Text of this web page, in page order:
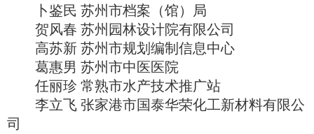
卜鉴民 苏州市档案（馆）局
贺风春 苏州园林设计院有限公司
高苏新 苏州市规划编制信息中心
葛惠男 苏州市中医医院
任丽珍 常熟市水产技术推广站
李立飞 张家港市国泰华荣化工新材料有限公
司